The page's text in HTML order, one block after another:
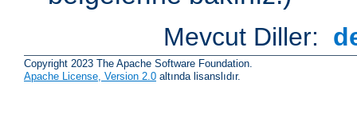
Mevcut Diller:
Copyright 2023 The Apache Software Foundation.
Apache License, Version 2.0 altında lisanslıdır.